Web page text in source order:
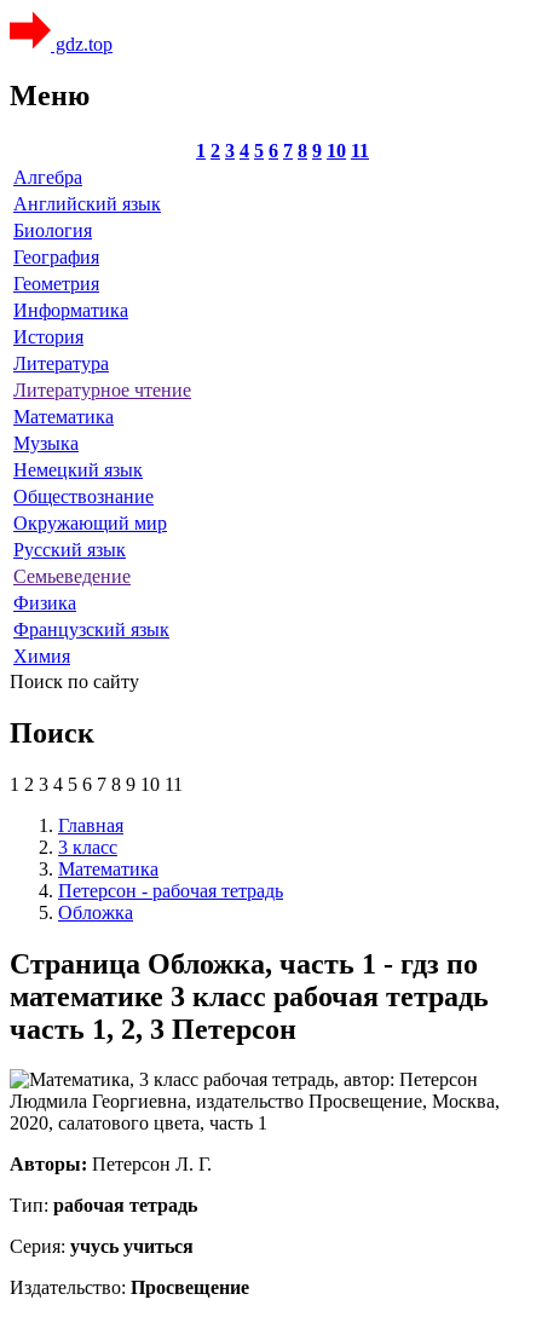
gdz.top
Меню
1 2 3 4 5 6 7 8 9 10 11
Алгебра
Английский язык
Биология
География
Геометрия
Информатика
История
Литература
Литературное чтение
Математика
Музыка
Немецкий язык
Обществознание
Окружающий мир
Русский язык
Семьеведение
Физика
Французский язык
Химия
Поиск по сайту
Поиск
1 2 3 4 5 6 7 8 9 10 11
Главная
3 класс
Математика
Петерсон - рабочая тетрадь
Обложка
Страница Обложка, часть 1 - гдз по
математике 3 класс рабочая тетрадь
часть 1, 2, 3 Петерсон
Авторы: Петерсон Л. Г.
Тип: рабочая тетрадь
Серия: учусь учиться
Издательство: Просвещение